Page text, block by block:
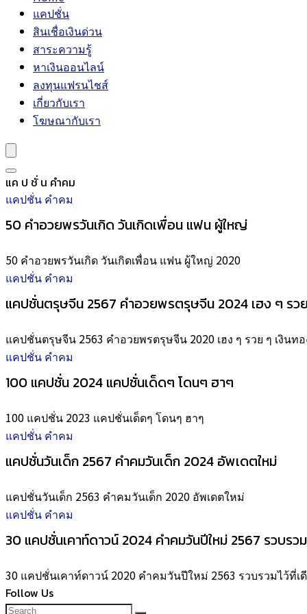
แคปชั่น
สินเชื่อเงินด่วน
สาระความรู้
หาเงินออนไลน์
ลงทุนแฟรนไชส์
เกี่ยวกับเรา
โฆษณากับเรา
แค ป ชั่ น คำคม
แคปชั่น คำคม
50 คำอวยพรวันเกิด วันเกิดเพื่อน แฟน ผู้ใหญ่
50 คำอวยพรวันเกิด วันเกิดเพื่อน แฟน ผู้ใหญ่ 2020
แคปชั่น คำคม
แคปชั่นตรุษจีน 2567 คำอวยพรตรุษจีน 2024 เฮง ๆ รว
แคปชั่นตรุษจีน 2563 คำอวยพรตรุษจีน 2020 เฮง ๆ รวย ๆ เงินท
แคปชั่น คำคม
100 แคปชั่น 2024 แคปชั่นเด็ดๆ โดนๆ ฮาๆ
100 แคปชั่น 2023 แคปชั่นเด็ดๆ โดนๆ ฮาๆ
แคปชั่น คำคม
แคปชั่นวันเด็ก 2567 คำคมวันเด็ก 2024 อัพเดตใหม่
แคปชั่นวันเด็ก 2563 คำคมวันเด็ก 2020 อัพเดตใหม่
แคปชั่น คำคม
30 แคปชั่นเคาท์ดาวน์ 2024 คำคมวันปีใหม่ 2567 รวบรว
30 แคปชั่นเคาท์ดาวน์ 2020 คำคมวันปีใหม่ 2563 รวบรวมไว้ที่เ
Follow Us